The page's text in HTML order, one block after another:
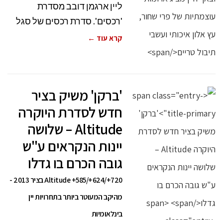
ליין ארגמן דובב מסדרת
'רכסים'. סדרת רכסים של סגל
קרא עוד ←
'ברקן' משיק בציר
חדש לסדרת היוקרה
Altitude – שלושה
יינות הנקראים ע"ש
גובה הכרם בו גדלו
Altitude +585/+624/+720 בציר 2013 -
מהיקב המעוטר ביותר בתחרויות יין
בינלאומיות